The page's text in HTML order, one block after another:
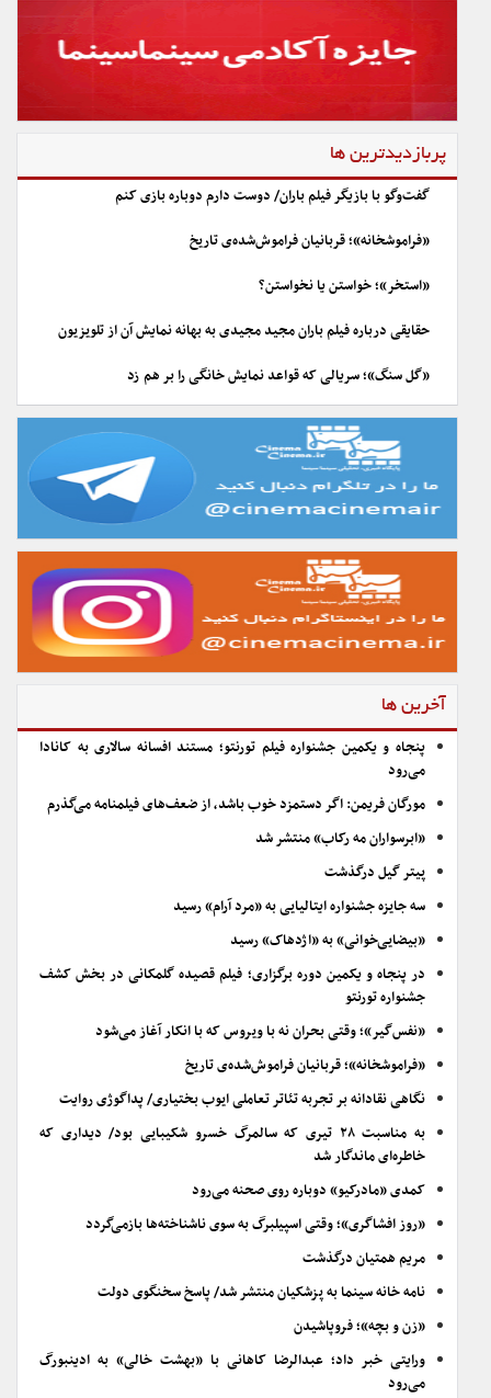
پربازدیدترین ها
گفت‌وگو با بازیگر فیلم باران/ دوست دارم دوباره بازی کنم
«فراموشخانه»؛ قربانیان فراموش‌شده‌ی تاریخ
«استخر»؛ خواستن یا نخواستن؟
حقایقی درباره فیلم باران مجید مجیدی به بهانه نمایش آن از تلویزیون
«گل سنگ»؛ سریالی که قواعد نمایش خانگی را بر هم زد
آخرین ها
پنجاه و یکمین جشنواره فیلم تورنتو؛ مستند افسانه سالاری به کانادا
می‌رود
مورگان فریمن: اگر دستمزد خوب باشد، از ضعف‌های فیلمنامه می‌گذرم
«ابرسواران مه رکاب» منتشر شد
پیتر گیل درگذشت
سه جایزه جشنواره ایتالیایی به «مرد آرام» رسید
«بیضایی‌خوانی» به «اژدهاک» رسید
در پنجاه و یکمین دوره برگزاری؛ فیلم قصیده گلمکانی در بخش کشف
جشنواره تورنتو
«نفس‌گیر»؛ وقتی بحران نه با ویروس که با انکار آغاز می‌شود
«فراموشخانه»؛ قربانیان فراموش‌شده‌ی تاریخ
نگاهی نقادانه بر تجربه تئاتر تعاملی ایوب بختیاری/ پداگوژی روایت
به مناسبت ۲۸ تیری که سالمرگ خسرو شکیبایی بود/ دیداری که
خاطره‌ای ماندگار شد
کمدی «مادرکیو» دوباره روی صحنه می‌رود
«روز افشاگری»؛ وقتی اسپیلبرگ به سوی ناشناخته‌ها بازمی‌گردد
مریم همتیان درگذشت
نامه خانه سینما به پزشکیان منتشر شد/ پاسخ سخنگوی دولت
«زن و بچه»؛ فروپاشیدن
ورایتی خبر داد؛ عبدالرضا کاهانی با «بهشت خالی» به ادینبورگ
می‌رود